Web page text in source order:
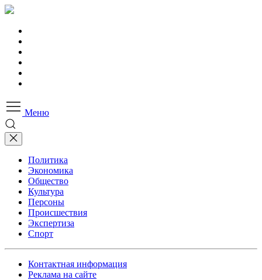
Меню
Политика
Экономика
Общество
Культура
Персоны
Происшествия
Экспертиза
Спорт
Контактная информация
Реклама на сайте